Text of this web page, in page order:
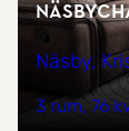
Näsby,
3 rum 76